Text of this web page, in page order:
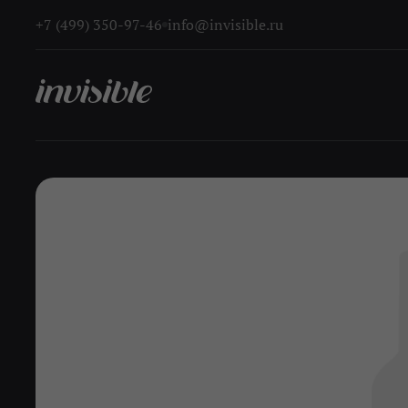
+7 (499) 350-97-46 info@invisible.ru